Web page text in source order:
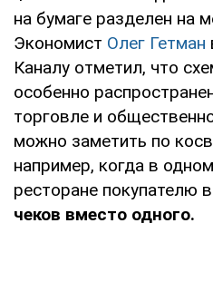
на бумаге разделен на
Экономист Олег Гетман
Каналу отметил, что
особенно
торговле и
можно заметить по
например, когда в
ресторане покупателю
чеков вместо одного.